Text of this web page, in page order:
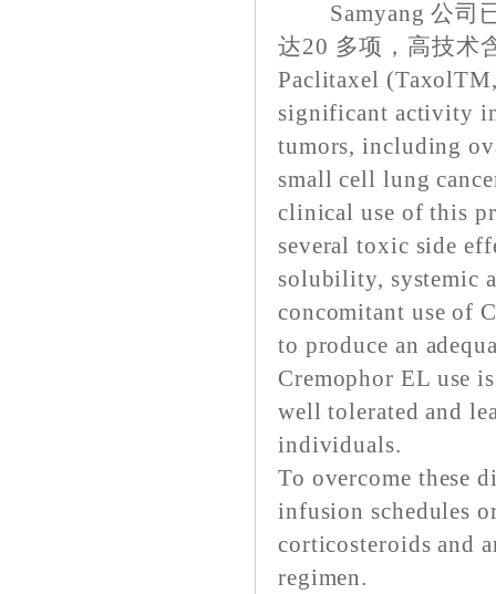
Samyang 公司已
达20 多项，高技术
Paclitaxel
significant activity
tumors, including
small cell lung
clinical use of this
several toxic side
solubility, systemic
concomitant use of
to produce an
Cremophor EL use
well tolerated and
individuals.
To overcome these
infusion schedules
corticosteroids and
regimen.